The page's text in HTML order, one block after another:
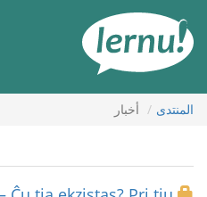
المحتويات
المنتدى أخبار